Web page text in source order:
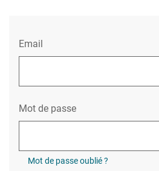
Email
Mot de passe
Mot de passe oublié ?